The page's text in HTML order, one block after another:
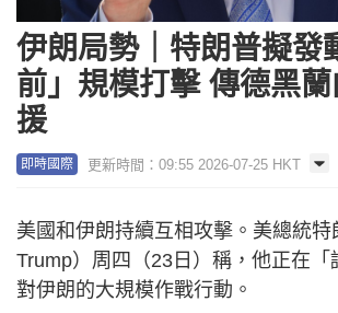
伊朗局勢｜特朗普擬發
前」規模打擊 傳德黑
援
即時國際 更新時間：09:55 2026-07-25 HKT
美國和伊朗持續互相攻擊。美總統特
Trump）周四（23日）稱，他正在「
對伊朗的大規模作戰行動。